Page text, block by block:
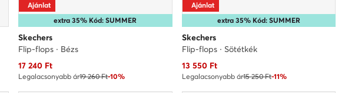
extra 35% Kód: SUMMER
Ajánlat
Skechers
Flip-flops · Bézs
Aktuális ár
17 240 Ft
Legalacsonyabb ár19 260 Ft-10%
extra 35% Kód: SUMMER
Ajánlat
Skechers
Flip-flops · Sötétkék
Aktuális ár
13 550Ft
Legalacsonyabb ár15 250 Ft-11%